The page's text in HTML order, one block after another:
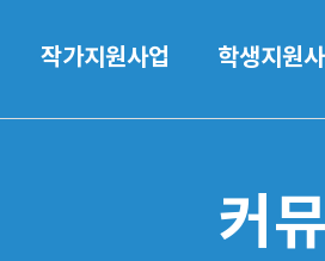
작가지원사업 학생지원
커